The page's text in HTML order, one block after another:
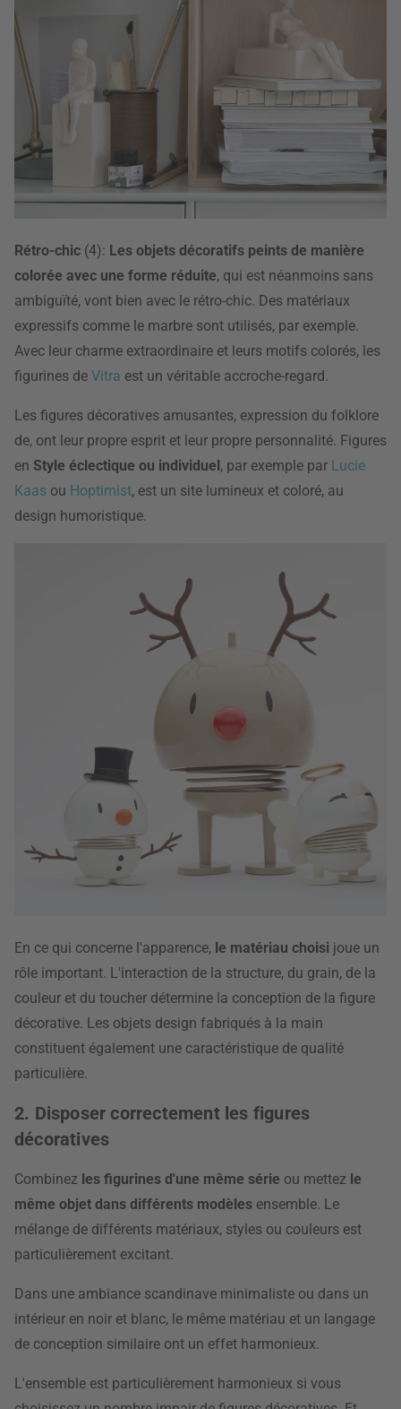
Rétro-chic (4): Les objets décoratifs peints de manière
colorée avec une forme réduite, qui est néanmoins sans
ambiguïté, vont bien avec le rétro-chic. Des matériaux
expressifs comme le marbre sont utilisés, par exemple.
Avec leur charme extraordinaire et leurs motifs colorés, les
figurines de Vitra est un véritable accroche-regard.
Les figures décoratives amusantes, expression du folklore
de, ont leur propre esprit et leur propre personnalité. Figures
en Style éclectique ou individuel, par exemple par Lucie
Kaas ou Hoptimist, est un site lumineux et coloré, au
design humoristique.
En ce qui concerne l'apparence, le matériau choisi joue un
rôle important. L'interaction de la structure, du grain, de la
couleur et du toucher détermine la conception de la figure
décorative. Les objets design fabriqués à la main
constituent également une caractéristique de qualité
particulière.
2. Disposer correctement les figures
décoratives
Combinez les figurines d'une même série ou mettez le
même objet dans différents modèles ensemble. Le
mélange de différents matériaux, styles ou couleurs est
particulièrement excitant.
Dans une ambiance scandinave minimaliste ou dans un
intérieur en noir et blanc, le même matériau et un langage
de conception similaire ont un effet harmonieux.
L'ensemble est particulièrement harmonieux si vous